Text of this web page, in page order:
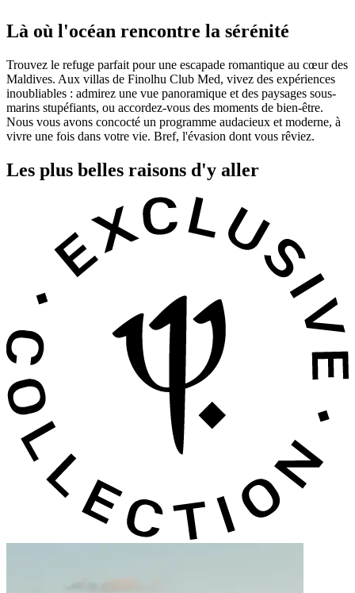
Là où l'océan rencontre la sérénité
Trouvez le refuge parfait pour une escapade romantique au cœur des
Maldives. Aux villas de Finolhu Club Med, vivez des expériences
inoubliables : admirez une vue panoramique et des paysages sous-
marins stupéfiants, ou accordez-vous des moments de bien-être.
Nous vous avons concocté un programme audacieux et moderne, à
vivre une fois dans votre vie. Bref, l'évasion dont vous rêviez.
Les plus belles raisons d'y aller